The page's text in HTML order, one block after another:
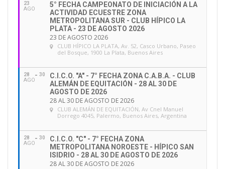
23
AGO
5° FECHA CAMPEONATO DE INICIACIÓN A LA
ACTIVIDAD ECUESTRE ZONA
METROPOLITANA SUR - CLUB HÍPICO LA
PLATA - 23 DE AGOSTO 2026
23 DE AGOSTO 2026
CLUB HÍPICO LA PLATA, Av. 52, Casco Urbano, Paseo
del Bosque, 1900 La Plata, Buenos Aires
28
AGO
30
C.I.C.O. "A" - 7° FECHA ZONA C.A.B.A. - CLUB
ALEMÁN DE EQUITACIÓN - 28 AL 30 DE
AGOSTO DE 2026
28 AL 30 DE AGOSTO DE 2026
CLUB ALEMÁN DE EQUITACIÓN, Av Cnel Manuel
Dorrego 4045, Palermo, Buenos Aires, Argentina
28
AGO
30
C.I.C.O. "C" - 7° FECHA ZONA
METROPOLITANA NOROESTE - HÍPICO SAN
ISIDRIO - 28 AL 30 DE AGOSTO DE 2026
28 AL 30 DE AGOSTO DE 2026